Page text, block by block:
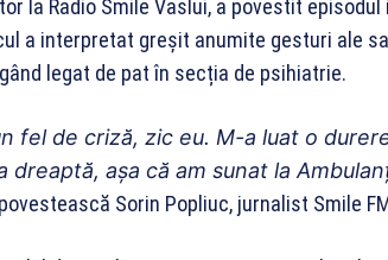
la Radio Smile Vaslui, a povestit
a interpretat greşit anumite gesturi ale
legat de pat în secția de psihiatrie.
fel de criză, zic eu. M-a luat o
așa că am sunat la
Sorin Popliuc, jurnalist Smile